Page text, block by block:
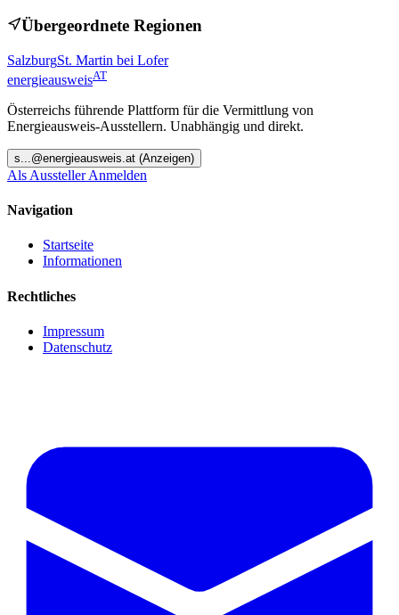
Übergeordnete Regionen
SalzburgSt. Martin bei Lofer
energieausweisAT
Österreichs führende Plattform für die Vermittlung von
Energieausweis-Ausstellern. Unabhängig und direkt.
s ...@energieausweis.at (Anzeigen)
Als Aussteller Anmelden
Navigation
Startseite
Informationen
Rechtliches
Impressum
Datenschutz